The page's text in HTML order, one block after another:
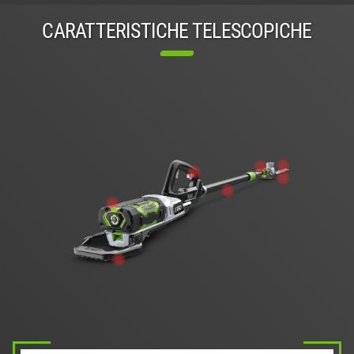
CARATTERISTICHE TELESCOPICHE